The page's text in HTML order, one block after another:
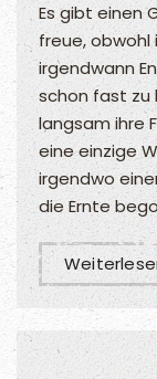
Es gibt einen
freue, obwohl
irgendwann
schon fast zu
langsam ihre
eine einzige
irgendwo
die Ernte